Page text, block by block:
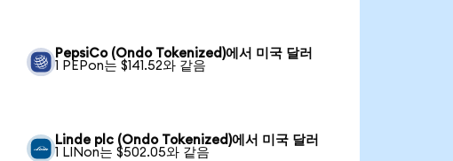
PepsiCo (Ondo Tokenized)에서 미국 달러
1 PEPon는 $141.52와 같음
Linde plc (Ondo Tokenized)에서 미국 달러
1 LINon는 $502.05와 같음